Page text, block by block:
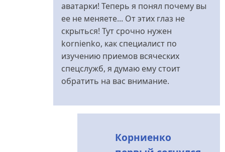
аватарки! Теперь я понял почему вы
ее не меняете... От этих глаз не
скрыться! Тут срочно нужен
kornienko, как специалист по
изучению приемов всяческих
спецслужб, я думаю ему стоит
обратить на вас внимание.
Корниенко